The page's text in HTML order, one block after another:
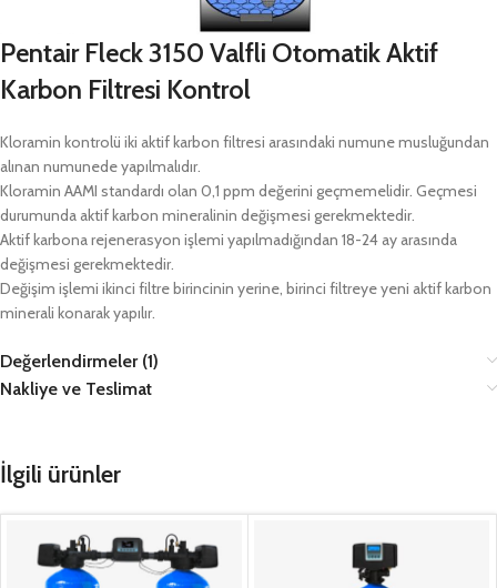
Pentair Fleck 3150 Valfli Otomatik Aktif
Karbon Filtresi Kontrol
Kloramin kontrolü iki aktif karbon filtresi arasındaki numune musluğundan
alınan numunede yapılmalıdır.
Kloramin AAMI standardı olan 0,1 ppm değerini geçmemelidir. Geçmesi
durumunda aktif karbon mineralinin değişmesi gerekmektedir.
Aktif karbona rejenerasyon işlemi yapılmadığından 18-24 ay arasında
değişmesi gerekmektedir.
Değişim işlemi ikinci filtre birincinin yerine, birinci filtreye yeni aktif karbon
minerali konarak yapılır.
Değerlendirmeler (1)
Nakliye ve Teslimat
İlgili ürünler